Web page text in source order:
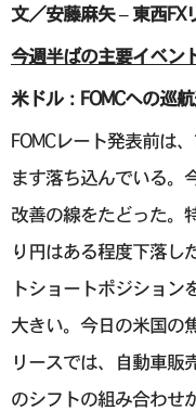
文／安藤麻矢 – 東西FX
今週半ばの主要イベン
米ドル：FOMCへの巡
FOMCレート発表前は
ます落ち込んでいる。
改善の線をたどった。
り円はある程度下落し
トショートポジショ
大きい。今日の米国の
リースでは、自動車販
のシフトの組み合わせ